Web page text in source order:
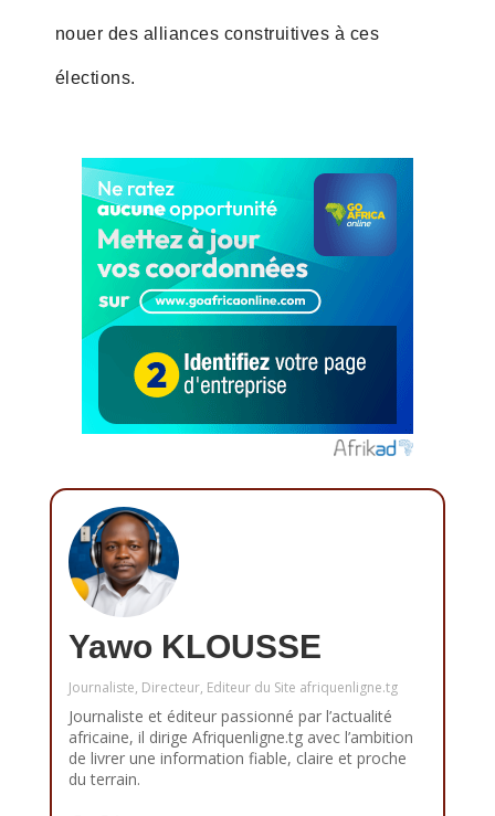
nouer des alliances construitives à ces
élections.
Yawo KLOUSSE
Journaliste, Directeur, Editeur du Site afriquenligne.tg
Journaliste et éditeur passionné par l’actualité
africaine, il dirige Afriquenligne.tg avec l’ambition
de livrer une information fiable, claire et proche
du terrain.